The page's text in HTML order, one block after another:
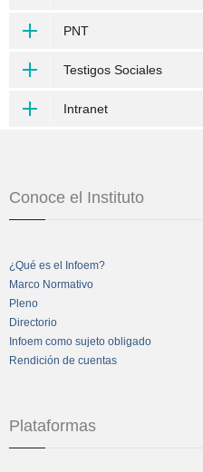
PNT
Testigos Sociales
Intranet
Conoce el Instituto
¿Qué es el Infoem?
Marco Normativo
Pleno
Directorio
Infoem como sujeto obligado
Rendición de cuentas
Plataformas